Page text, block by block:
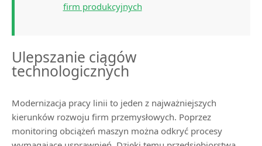
firm produkcyjnych
Ulepszanie ciągów
technologicznych
Modernizacja pracy linii to jeden z najważniejszych
kierunków rozwoju firm przemysłowych. Poprzez
monitoring obciążeń maszyn można odkryć procesy